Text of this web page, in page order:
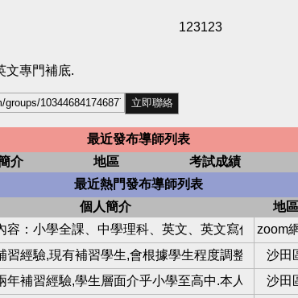
文專門補底.
123123
最近發布導師列表
介 地區 考試成績
最近熱門發布導師列表
個人簡介 地區
容：小學全課、中學理科、英文、英文寫作、數學
zoom
習經驗,現有補習學生,會根據學生程度調整教學內容,
沙田
年補習經驗,學生層面介乎小學至高中.本人熱衷教學
沙田